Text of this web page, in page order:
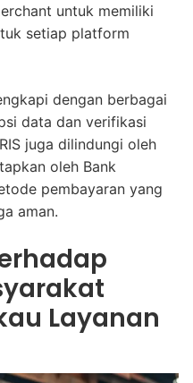
untuk memiliki
setiap platform
dengan berbagai
data dan verifikasi
juga dilindungi oleh
oleh Bank
pembayaran yang
aman.
Layanan